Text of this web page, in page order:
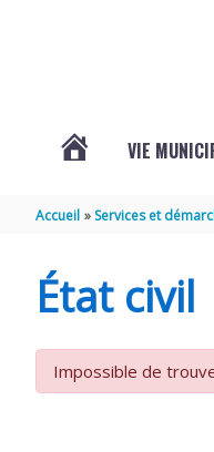
SAINT-
VIE
Accueil Services et
État civil
Impossible de